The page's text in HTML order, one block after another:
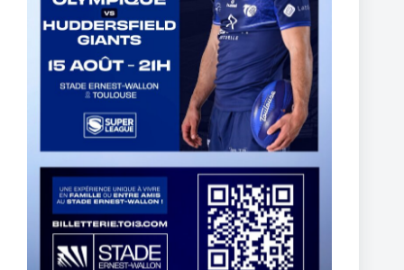
Thomas Lacans s’engage avec le Toulouse Olympique
5 mars 2025